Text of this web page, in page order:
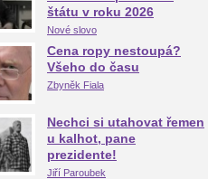
štátu v roku 2026
Nové slovo
Cena ropy nestoupá?
Všeho do času
Zbyněk Fiala
Nechci si utahovat řemen
u kalhot, pane
prezidente!
Jiří Paroubek